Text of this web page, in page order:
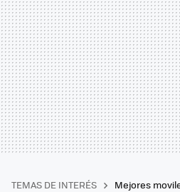
TEMAS DE INTERÉS Mejores